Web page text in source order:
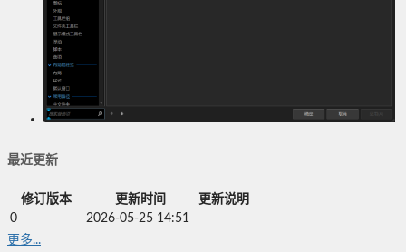
最近更新
修订版本 更新时间
更新说明
0
2026-05-25 14:51
更多...